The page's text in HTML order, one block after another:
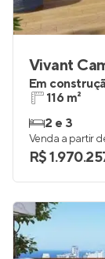
Vivant
Em
116 m²
2 e 3
Venda a partir
R$